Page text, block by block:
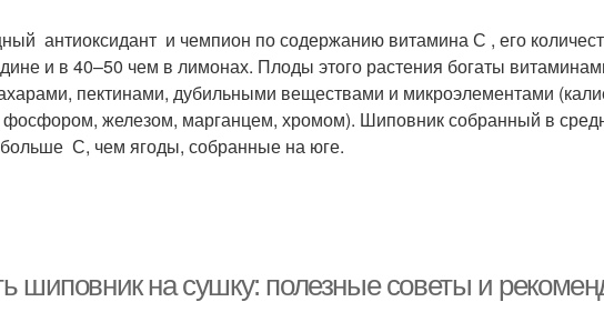
антиоксидант и чемпион по содержанию витамина С , его
и в 40–50 чем в лимонах. Плоды этого растения богаты
пектинами, дубильными веществами и микроэлементами
железом, марганцем, хромом). Шиповник собранный в
С, чем ягоды, собранные на юге.
шиповник на сушку: полезные советы и